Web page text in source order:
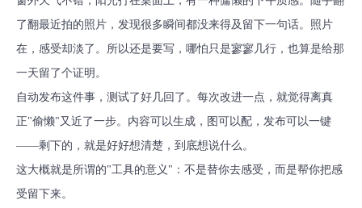
了翻最近拍的照片，发现很多瞬间都没来得及留下一句话。照片
在，感受却淡了。所以还是要写，哪怕只是寥寥几行，也算是给那
一天留了个证明。
自动发布这件事，测试了好几回了。每次改进一点，就觉得离真
正"偷懒"又近了一步。内容可以生成，图可以配，发布可以一键
——剩下的，就是好好想清楚，到底想说什么。
这大概就是所谓的"工具的意义"：不是替你去感受，而是帮你把感
受留下来。